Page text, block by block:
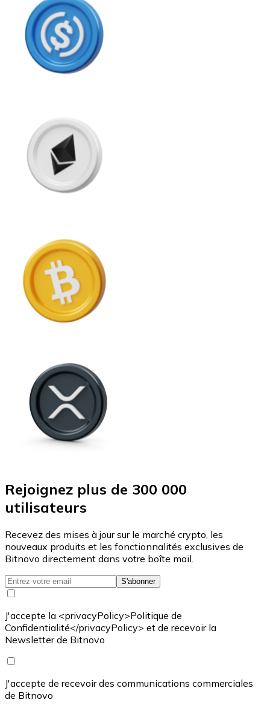
Rejoignez plus de 300 000
utilisateurs
Recevez des mises à jour sur le marché crypto, les
nouveaux produits et les fonctionnalités exclusives de
Bitnovo directement dans votre boîte mail.
S'abonner
J'accepte la <privacyPolicy>Politique de
Confidentialité</privacyPolicy> et de recevoir la
Newsletter de Bitnovo
J'accepte de recevoir des communications commerciales
de Bitnovo